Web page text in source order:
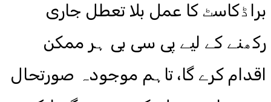
براڈکاسٹ کا عمل بلا تعطل جاری
رکھنے کے لیے پی سی بی ہر ممکن
اقدام کرے گا، تاہم موجودہ صورتحال